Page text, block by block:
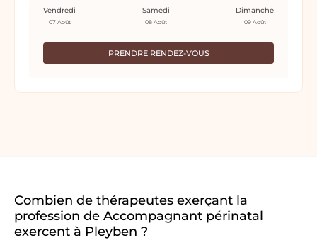
PRENDRE RENDEZ-VOUS
Vendredi
07 Août
Samedi
08 Août
Dimanche
09 Août
Combien de thérapeutes exerçant la
profession de Accompagnant périnatal
exercent à Pleyben ?